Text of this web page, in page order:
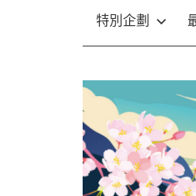
特別企劃